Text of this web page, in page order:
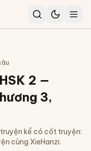
2 —
3,
kể có cốt truyện:
cùng XieHanzi.